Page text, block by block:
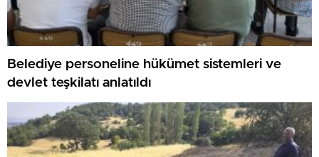
Belediye personeline hükümet sistemleri ve
devlet teşkilatı anlatıldı